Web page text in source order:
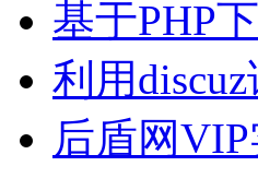
基于PHP
利用
后盾网